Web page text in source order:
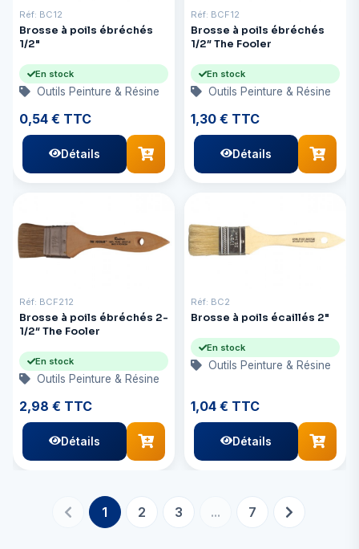
Réf: BC12
Brosse à poils ébréchés
1/2"
En stock
Outils Peinture & Résine
0,54 € TTC
Détails
Réf: BCF12
Brosse à poils ébréchés
1/2″ The Fooler
En stock
Outils Peinture & Résine
1,30 € TTC
Détails
Réf: BCF212
Brosse à poils ébréchés 2-
1/2″ The Fooler
En stock
Outils Peinture & Résine
2,98 € TTC
Détails
Réf: BC2
Brosse à poils écaillés 2"
En stock
Outils Peinture & Résine
1,04 € TTC
Détails
1 2 3 ... 7